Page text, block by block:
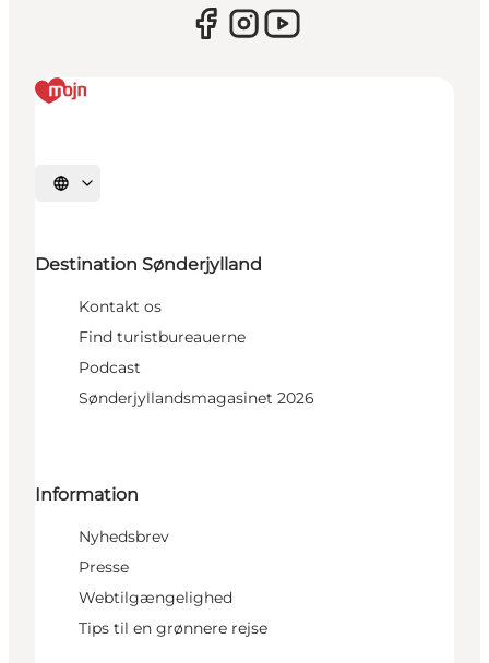
Vælg sprog
Destination Sønderjylland
Kontakt os
Find turistbureauerne
Podcast
Sønderjyllandsmagasinet 2026
Information
Nyhedsbrev
Presse
Webtilgængelighed
Tips til en grønnere rejse